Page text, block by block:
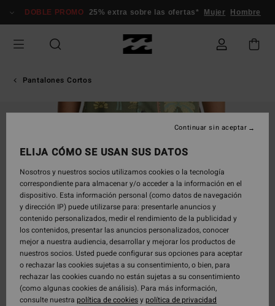
información
DOBLE PROMO 25% extra sobre las ofertas* Mujer Hombre
Pantalones Cortos
ELIJA CÓMO SE USAN SUS DATOS
Nosotros y nuestros socios utilizamos cookies o la tecnología
correspondiente para almacenar y/o acceder a la información en el
dispositivo. Esta información personal (como datos de navegación
y dirección IP) puede utilizarse para: presentarle anuncios y
contenido personalizados, medir el rendimiento de la publicidad y
los contenidos, presentar las anuncios personalizados, conocer
mejor a nuestra audiencia, desarrollar y mejorar los productos de
nuestros socios. Usted puede configurar sus opciones para aceptar
o rechazar las cookies sujetas a su consentimiento, o bien, para
rechazar las cookies cuando no están sujetas a su consentimiento
(como algunas cookies de análisis). Para más información,
consulte nuestra política de cookiesypolítica de privacidad
Continuar sin aceptar